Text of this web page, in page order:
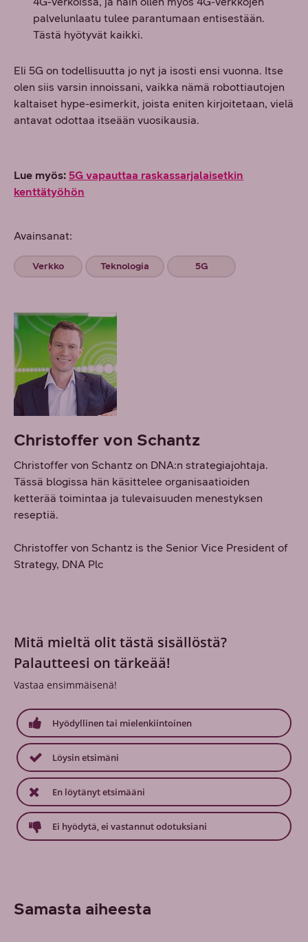
palvelunlaatu tulee parantumaan entisestään.
Tästä hyötyvät kaikki.
Eli 5G on todellisuutta jo nyt ja isosti ensi vuonna. Itse
olen siis varsin innoissani, vaikka nämä robottiautojen
kaltaiset hype-esimerkit, joista eniten kirjoitetaan, vielä
antavat odottaa itseään vuosikausia.
Lue myös: 5G vapauttaa raskassarjalaisetkin
kenttätyöhön
Avainsanat:
Verkko Teknologia 5G
Christoffer von Schantz
Christoffer von Schantz on DNA:n strategiajohtaja.
Tässä blogissa hän käsittelee organisaatioiden
ketterää toimintaa ja tulevaisuuden menestyksen
reseptiä.
Christoffer von Schantz is the Senior Vice President of
Strategy, DNA Plc
Mitä mieltä olit tästä sisällöstä?
Palautteesi on tärkeää!
Vastaa ensimmäisenä!
Hyödyllinen tai mielenkiintoinen
Löysin etsimäni
En löytänyt etsimääni
Ei hyödytä, ei vastannut odotuksiani
Samasta aiheesta